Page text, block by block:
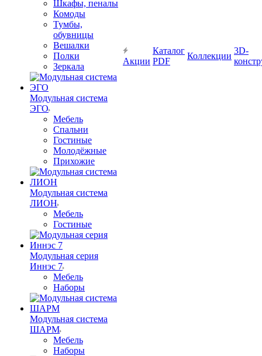
Шкафы, пеналы
Комоды
Тумбы,
обувницы
Вешалки
Полки
Зеркала
Модульная система
ЭГО
Мебель
Спальни
Гостиные
Молодёжные
Прихожие
Модульная система
ЛИОН
Мебель
Гостиные
Модульная серия
Иннэс 7
Мебель
Наборы
Модульная система
ШАРМ
Мебель
Наборы
Акции
Каталог
PDF
Коллекции
3D-